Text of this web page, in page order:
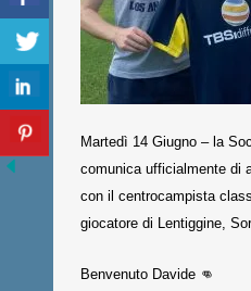
Martedì 14 Giugno – la
comunica ufficialmente di
con il centrocampista
giocatore di Lentiggine,
Benvenuto Davide 👊